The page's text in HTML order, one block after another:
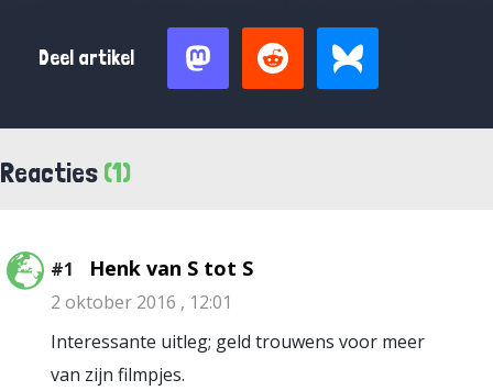
Deel artikel
Reacties (1)
#1 Henk van S tot S
2 oktober 2016 , 12:01
Interessante uitleg; geld trouwens voor meer
van zijn filmpjes.